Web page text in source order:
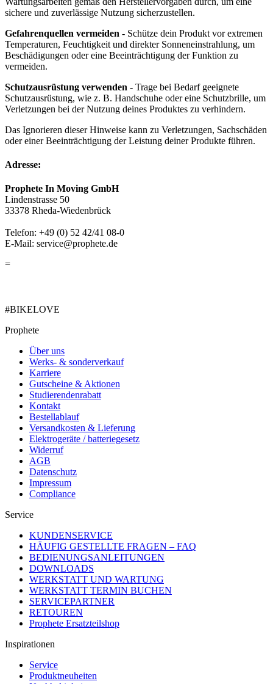
sichere und zuverlässige Nutzung sicherzustellen.
Gefahrenquellen vermeiden - Schütze dein Produkt vor extremen
Temperaturen, Feuchtigkeit und direkter Sonneneinstrahlung, um
Beschädigungen oder eine Beeinträchtigung der Funktion zu
vermeiden.
Schutzausrüstung verwenden - Trage bei Bedarf geeignete
Schutzausrüstung, wie z. B. Handschuhe oder eine Schutzbrille, um
Verletzungen bei der Nutzung deines Produktes zu verhindern.
Das Ignorieren dieser Hinweise kann zu Verletzungen, Sachschäden
oder einer Beeinträchtigung der Leistung deiner Produkte führen.
Adresse:
Prophete In Moving GmbH
Lindenstrasse 50
33378 Rheda-Wiedenbrück
Telefon: +49 (0) 52 42/41 08-0
E-Mail: service@prophete.de
=
#BIKELOVE
Prophete
Über uns
Werks- & sonderverkauf
Karriere
Gutscheine & Aktionen
Studierendenrabatt
Kontakt
Bestellablauf
Versandkosten & Lieferung
Elektrogeräte / batteriegesetz
Widerruf
AGB
Datenschutz
Impressum
Compliance
Service
KUNDENSERVICE
HÄUFIG GESTELLTE FRAGEN – FAQ
BEDIENUNGSANLEITUNGEN
DOWNLOADS
WERKSTATT UND WARTUNG
WERKSTATT TERMIN BUCHEN
SERVICEPARTNER
RETOUREN
Prophete Ersatzteilshop
Inspirationen
Service
Produktneuheiten